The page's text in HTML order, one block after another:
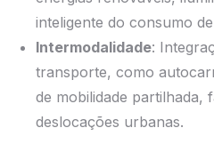
inteligente do consumo
Intermodalidade:
transporte, como
de mobilidade partilhada,
deslocações urbanas.